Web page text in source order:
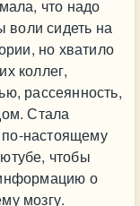
что надо
воли сидеть на
но хватило
коллег,
рассеянность,
Стала
по-настоящему
чтобы
о
мозгу.